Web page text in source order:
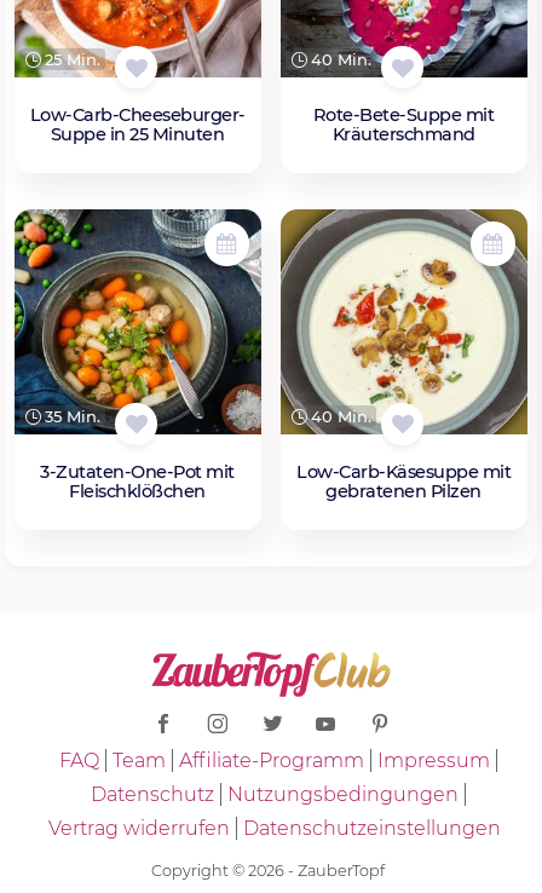
25 Min.
Low-Carb-Cheeseburger-
Suppe in 25 Minuten
40 Min.
Rote-Bete-Suppe mit
Kräuterschmand
35 Min.
3-Zutaten-One-Pot mit
Fleischklößchen
40 Min.
Low-Carb-Käsesuppe mit
gebratenen Pilzen
FAQ Team Affiliate-Programm
Impressum
Datenschutz
Nutzungsbedingungen
Vertrag widerrufen
Datenschutzeinstellungen
Copyright © 2026 - ZauberTopf